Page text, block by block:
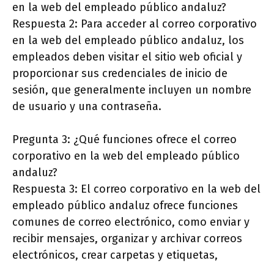
en la web del empleado público andaluz?
Respuesta 2: Para acceder al correo corporativo
en la web del empleado público andaluz, los
empleados deben visitar el sitio web oficial y
proporcionar sus credenciales de inicio de
sesión, que generalmente incluyen un nombre
de usuario y una contraseña.
Pregunta 3: ¿Qué funciones ofrece el correo
corporativo en la web del empleado público
andaluz?
Respuesta 3: El correo corporativo en la web del
empleado público andaluz ofrece funciones
comunes de correo electrónico, como enviar y
recibir mensajes, organizar y archivar correos
electrónicos, crear carpetas y etiquetas,